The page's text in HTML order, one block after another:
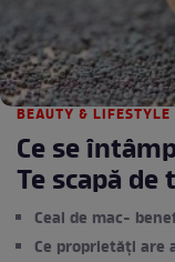
BEAUTY & LIFESTYLE
Ce se
Te scapă
Ceai de mac-
Ce proprietăți are